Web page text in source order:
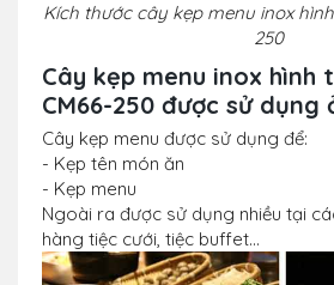
Kích thước cây kẹp menu inox
250
Cây kẹp menu inox hình
CM66-250 được sử dụng
Cây kẹp menu được sử dụng để:
- Kẹp tên món ăn
- Kẹp menu
Ngoài ra được sử dụng nhiều tại
hàng tiệc cưới, tiệc buffet...